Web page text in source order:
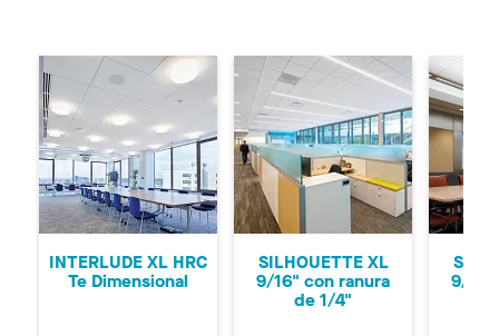
Anterior
INTERLUDE XL HRC
Te Dimensional
SILHOUETTE XL
9/16" con ranura
de 1/4"
9/16"